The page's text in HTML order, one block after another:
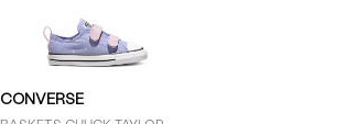
CONVERSE